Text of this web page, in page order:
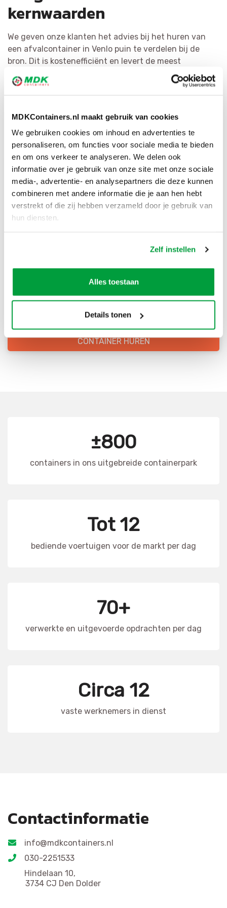
MDKContainers.nl maakt gebruik van cookies
We gebruiken cookies om inhoud en advertenties te
personaliseren, om functies voor sociale media te bieden
en om ons verkeer te analyseren. We delen ook
informatie over je gebruik van onze site met onze sociale
media-, advertentie- en analysepartners die deze kunnen
combineren met andere informatie die je aan hen hebt
verstrekt of die zij hebben verzameld door je gebruik van
hun diensten.
Zelf instellen
Alles toestaan
Details tonen
kernwaarden
We geven onze klanten het advies bij het huren van
een afvalcontainer in Venlo puin te verdelen bij de
bron. Dit is kostenefficiënt en levert de meest
kwalitatieve grondstoffen op. Het recyclen van afval
staat bij MDK Containers voorop. We verdelen puin zo
netwerk hebben wij voor elke afvalsoort de geschikte
bestemming.
Bestel direct je container
Scherpe prijzen
Snelle levering
Goede kwaliteit
Snelle klantenservice
CONTAINER HUREN
±800
containers in ons uitgebreide containerpark
Tot 12
bediende voertuigen voor de markt per dag
70+
verwerkte en uitgevoerde opdrachten per dag
Circa 12
vaste werknemers in dienst
Contactinformatie
info@mdkcontainers.nl
030-2251533
Hindelaan 10,
3734 CJ Den Dolder